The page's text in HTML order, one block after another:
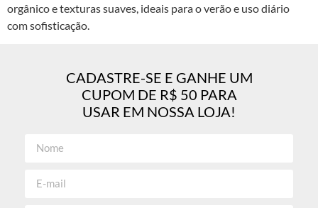
orgânico e texturas suaves, ideais para o verão e uso diário
com sofisticação.
CADASTRE-SE E GANHE UM
CUPOM DE R$ 50 PARA
USAR EM NOSSA LOJA!